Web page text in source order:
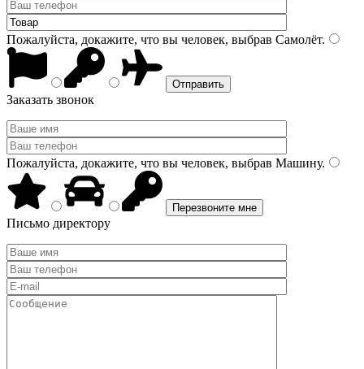
Пожалуйста, докажите, что вы человек, выбрав Самолёт.
Заказать звонок
Пожалуйста, докажите, что вы человек, выбрав Машину.
Письмо директору